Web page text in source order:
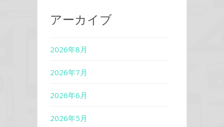
アーカイブ
2026年8月
2026年7月
2026年6月
2026年5月